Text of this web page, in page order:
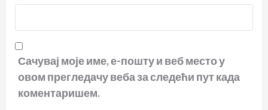
Сачувај моје име, е-пошту и веб место у
овом прегледачу веба за следећи пут када
коментаришем.